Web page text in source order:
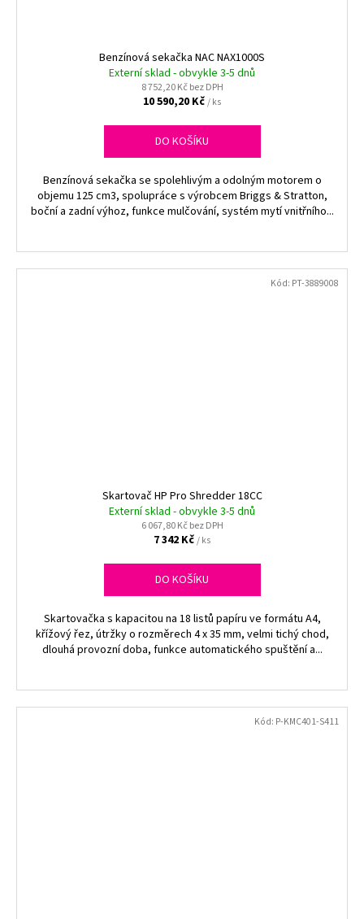
Benzínová sekačka NAC NAX1000S
Externí sklad - obvykle 3-5 dnů
8 752,20 Kč bez DPH
10 590,20 Kč/ ks
DO KOŠÍKU
Benzínová sekačka se spolehlivým a odolným motorem o
objemu 125 cm3, spolupráce s výrobcem Briggs & Stratton,
boční a zadní výhoz, funkce mulčování, systém mytí vnitřního...
Skartovač HP Pro Shredder 18CC
Externí sklad - obvykle 3-5 dnů
6 067,80 Kč bez DPH
7 342 Kč/ ks
DO KOŠÍKU
Skartovačka s kapacitou na 18 listů papíru ve formátu A4,
křížový řez, útržky o rozměrech 4 x 35 mm, velmi tichý chod,
dlouhá provozní doba, funkce automatického spuštění a...
Kód: PT-3889008
Kód: P-KMC401-S411